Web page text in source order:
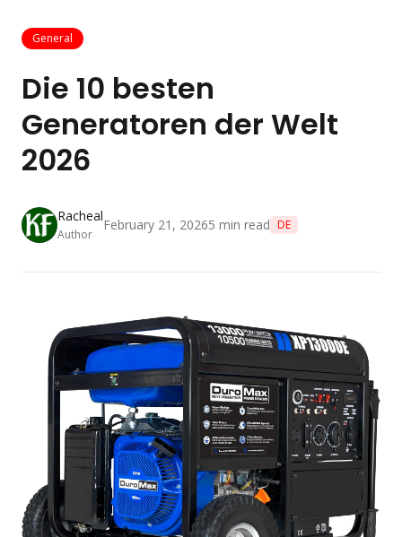
General
Die 10 besten
Generatoren der Welt
2026
Racheal
Author
February 21, 20265 min read DE